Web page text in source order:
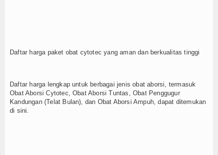
Daftar harga paket obat cytotec yang aman dan berkualitas tinggi
Daftar harga lengkap untuk berbagai jenis obat aborsi, termasuk
Obat Aborsi Cytotec, Obat Aborsi Tuntas, Obat Penggugur
Kandungan (Telat Bulan), dan Obat Aborsi Ampuh, dapat ditemukan
di sini.